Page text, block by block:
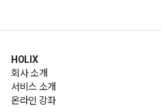
HOLIX
회사 소개
서비스 소개
온라인 강좌